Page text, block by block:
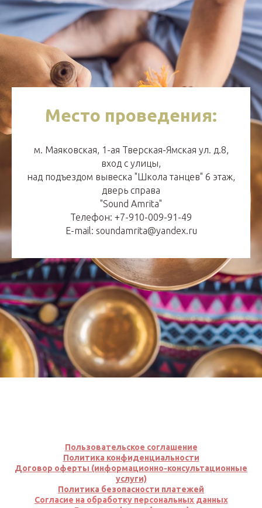
Место проведения:
м. Маяковская, 1-ая Тверская-Ямская ул. д.8,
вход с улицы,
над подъездом вывеска "Школа танцев" 6 этаж,
дверь справа
"Sound Amrita"
Телефон: +7-910-009-91-49
E-mail: soundamrita@yandex.ru
Пользовательское соглашение
Политика конфиденциальности
Договор оферты (информационно-консультационные
услуги)
Политика безопасности платежей
Согласие на обработку персональных данных